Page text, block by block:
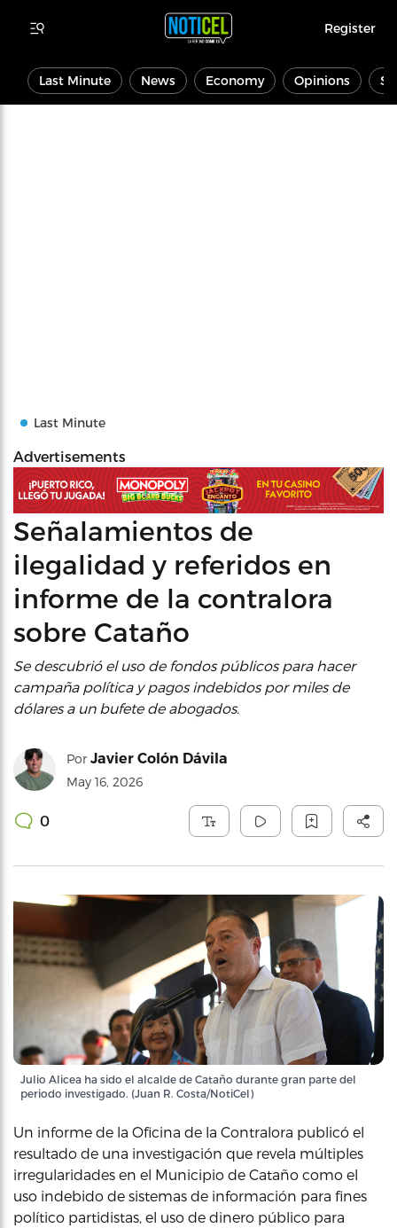
Register
Last Minute News Economy Opinions
Last Minute
Advertisements
Señalamientos de
ilegalidad y referidos en
informe de la contralora
sobre Cataño
Se descubrió el uso de fondos públicos para hacer
campaña política y pagos indebidos por miles de
dólares a un bufete de abogados.
Por Javier Colón Dávila
May 16, 2026
0
Julio Alicea ha sido el alcalde de Cataño durante gran parte del
periodo investigado. (Juan R. Costa/NotiCel)
Un informe de la Oficina de la Contralora publicó el
resultado de una investigación que revela múltiples
irregularidades en el Municipio de Cataño como el
uso indebido de sistemas de información para fines
político partidistas, el uso de dinero público para